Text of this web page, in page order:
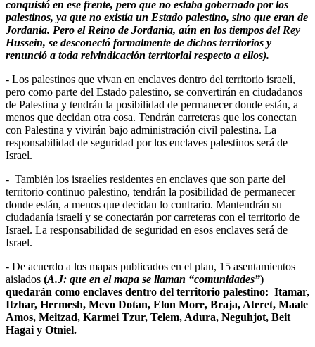
conquistó en ese frente, pero que no estaba gobernado por los
palestinos, ya que no existía un Estado palestino, sino que eran de
Jordania. Pero el Reino de Jordania, aún en los tiempos del Rey
Hussein, se desconectó formalmente de dichos territorios y
renunció a toda reivindicación territorial respecto a ellos).
- Los palestinos que vivan en enclaves dentro del territorio israelí,
pero como parte del Estado palestino, se convertirán en ciudadanos
de Palestina y tendrán la posibilidad de permanecer donde están, a
menos que decidan otra cosa. Tendrán carreteras que los conectan
con Palestina y vivirán bajo administración civil palestina. La
responsabilidad de seguridad por los enclaves palestinos será de
Israel.
- También los israelíes residentes en enclaves que son parte del
territorio continuo palestino, tendrán la posibilidad de permanecer
donde están, a menos que decidan lo contrario. Mantendrán su
ciudadanía israelí y se conectarán por carreteras con el territorio de
Israel. La responsabilidad de seguridad en esos enclaves será de
Israel.
- De acuerdo a los mapas publicados en el plan, 15 asentamientos
aislados (A.J: que en el mapa se llaman “comunidades”)
quedarán como enclaves dentro del territorio palestino: Itamar,
Itzhar, Hermesh, Mevo Dotan, Elon More, Braja, Ateret, Maale
Amos, Meitzad, Karmei Tzur, Telem, Adura, Neguhjot, Beit
Hagai y Otniel.